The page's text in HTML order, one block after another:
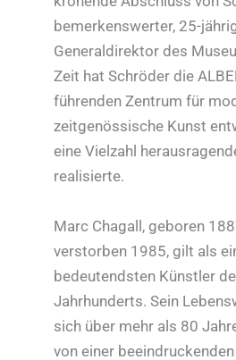
bemerkenswerter, 25-
Generaldirektor des
Zeit hat Schröder die
führenden Zentrum für
zeitgenössische Kunst
eine Vielzahl
realisierte.
Marc Chagall, geboren
verstorben 1985, gilt als
bedeutendsten Künstler
Jahrhunderts. Sein
sich über mehr als 80
von einer